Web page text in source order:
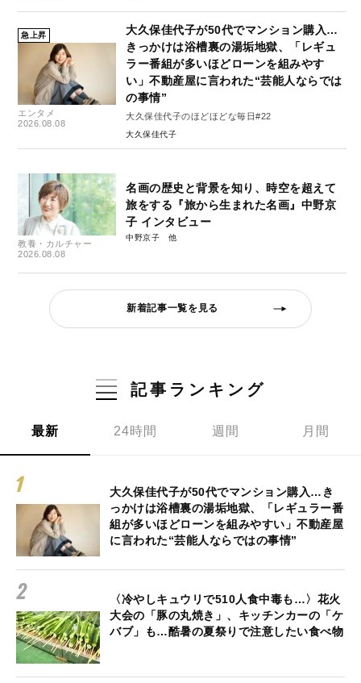
急上昇
エンタメ
2026.08.08
大久保佳代子が50代でマンション購入…
きっかけは浴槽裏の湯垢地獄、「レギュ
ラー番組が多いほどローンを組みやす
い」不動産屋に言われた“芸能人ならでは
の事情”
大久保佳代子のほどほどな毎日#22
大久保佳代子
教養・カルチャー
2026.08.08
名画の歴史と背景を知り、時空を超えて
旅をする『旅から生まれた名画』中野京
子 インタビュー
中野京子
新着記事一覧を見る
記事ランキング
最新 24時間 週間 月間
大久保佳代子が50代でマンション購入…き
っかけは浴槽裏の湯垢地獄、「レギュラー番
組が多いほどローンを組みやすい」不動産屋
に言われた“芸能人ならではの事情”
〈冷やしキュウリで510人食中毒も…〉花火
大会の「豚の丸焼き」、キッチンカーの「ケ
バブ」も…酷暑の夏祭りで注意したい食べ物